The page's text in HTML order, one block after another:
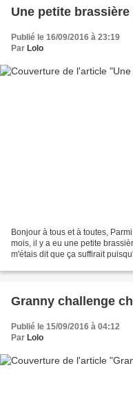
Une petite
Publié le 16/09/2016 à 23:19
Par Lolo
Bonjour à tous et à toutes,
mois, il y a eu une petite
m'étais dit que ça suffirait
Granny challenge
Publié le 15/09/2016 à 04:12
Par Lolo